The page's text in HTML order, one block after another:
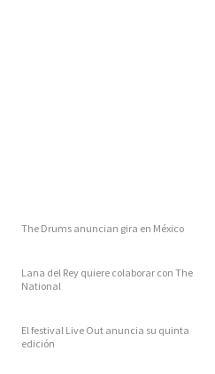
The Drums anuncian gira en México
Lana del Rey quiere colaborar con The
National
El festival Live Out anuncia su quinta
edición